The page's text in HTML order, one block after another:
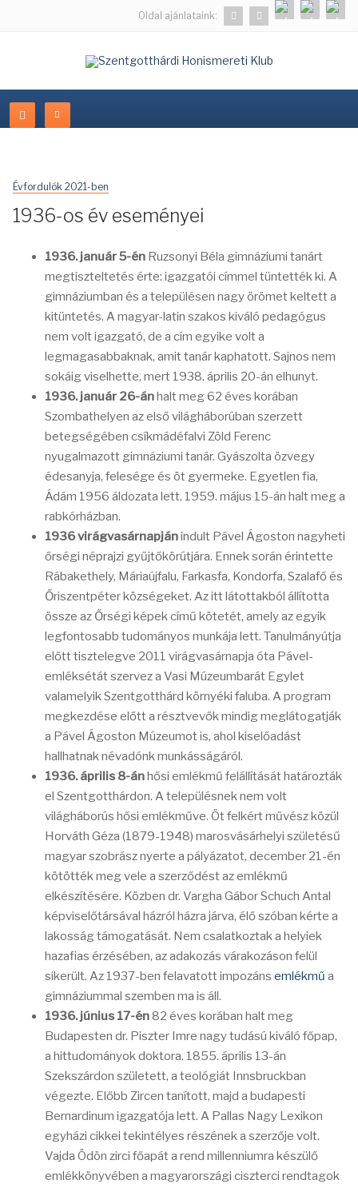
Oldal ajánlataink:
Évfordulók 2021-ben
1936-os év eseményei
1936. január 5-én Ruzsonyi Béla gimnáziumi tanárt
megtiszteltetés érte: igazgatói címmel tüntették ki. A
gimnáziumban és a településen nagy örömet keltett a
kitüntetés. A magyar-latin szakos kiváló pedagógus
nem volt igazgató, de a cím egyike volt a
legmagasabbaknak, amit tanár kaphatott. Sajnos nem
sokáig viselhette, mert 1938. április 20-án elhunyt.
1936. január 26-ánhalt meg 62 éves korában
Szombathelyen az első világháborúban szerzett
betegségében csíkmádéfalvi Zöld Ferenc
nyugalmazott gimnáziumi tanár. Gyászolta özvegy
édesanyja, felesége és öt gyermeke. Egyetlen fia,
Ádám 1956 áldozata lett, 1959. május 15-án halt meg a
rabkórházban.
1936 virágvasárnapjánindult Pável Ágoston nagyheti
őrségi néprajzi gyűjtőkörútjára. Ennek során érintette
Rábakethely, Máriaújfalu, Farkasfa, Kondorfa, Szalafő és
Őriszentpéter községeket. Az itt látottakból állította
össze az Őrségi képek című kötetét, amely az egyik
legfontosabb tudományos munkája lett. Tanulmányútja
előtt tisztelegve 2011 virágvasárnapja óta Pável-
emléksétát szervez a Vasi Múzeumbarát Egylet
valamelyik Szentgotthárd környéki faluba. A program
megkezdése előtt a résztvevők mindig meglátogatják
a Pável Ágoston Múzeumot is, ahol kiselőadást
hallhatnak névadónk munkásságáról.
1936. április 8-ánhősi emlékmű felállítását határozták
el Szentgotthárdon. A településnek nem volt
világháborús hősi emlékműve. Öt felkért művész közül
Horváth Géza (1879-1948) marosvásárhelyi születésű
magyar szobrász nyerte a pályázatot, december 21-én
kötötték meg vele a szerződést az emlékmű
elkészítésére. Közben dr. Vargha Gábor Schuch Antal
képviselőtársával házról házra járva, élő szóban kérte a
lakosság támogatását. Nem csalatkoztak a helyiek
hazafias érzésében, az adakozás várakozáson felül
sikerült. Az 1937-ben felavatott impozáns emlékmű a
gimnáziummal szemben ma is áll.
1936. június 17-én82 éves korában halt meg
Budapesten dr. Piszter Imre nagy tudású kiváló főpap,
a hittudományok doktora. 1855. április 13-án
Szekszárdon született, a teológiát Innsbruckban
végezte. Előbb Zircen tanított, majd a budapesti
Bernardinum igazgatója lett. A Pallas Nagy Lexikon
egyházi cikkei tekintélyes részének a szerzője volt.
Vajda Ödön zirci főapát a rend millenniumra készülő
emlékkönyvében a magyarországi ciszterci rendtagok